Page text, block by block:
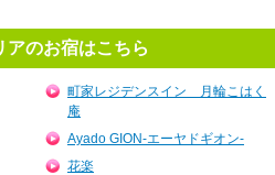
アのお宿はこちら
町家レジデンスイン 月輪こはく
庵
Ayado GION-エーヤドギオン-
花楽